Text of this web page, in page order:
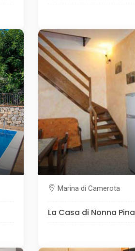
Marina di Camerota
La Casa di Nonna Pina